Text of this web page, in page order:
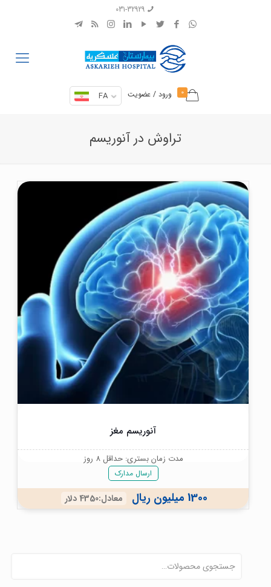
031-32929
0 ورود / عضویت FA
تراوش در آنوریسم
آنوریسم مغز
مدت زمان بستری: حداقل 8 روز
ارسال مدارک
1300 میلیون ریال معادل:4350 دلار